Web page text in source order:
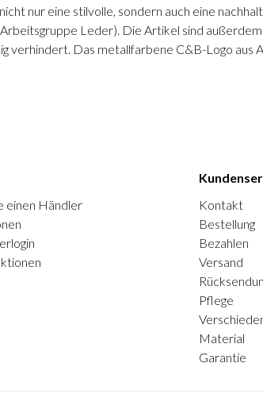
nur eine stilvolle, sondern auch eine
Leder). Die Artikel sind
verhindert. Das metallfarbene C&B-Logo
einen Händler
Kontakt
Bestellung
Bezahlen
Versand
Pflege
Material
Garantie